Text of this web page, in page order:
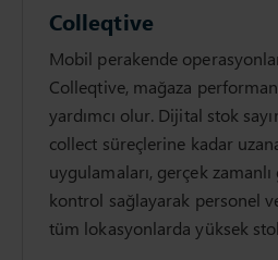
Colleqtive
Mobil perakende
Colleqtive, mağaza
yardımcı olur. Dijital stok
collect süreçlerine kadar
uygulamaları, gerçek
kontrol sağlayarak personel
tüm lokasyonlarda yüksek